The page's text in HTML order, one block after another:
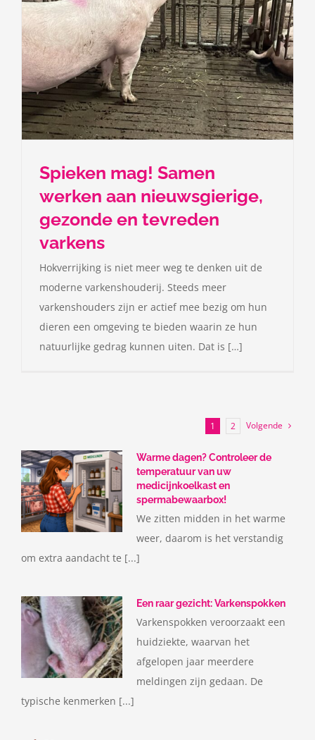
Spieken mag! Samen
werken aan nieuwsgierige,
gezonde en tevreden
varkens
Hokverrijking is niet meer weg te denken uit de
moderne varkenshouderij. Steeds meer
varkenshouders zijn er actief mee bezig om hun
dieren een omgeving te bieden waarin ze hun
natuurlijke gedrag kunnen uiten. Dat is […]
1 2 Volgende
Warme dagen? Controleer de
temperatuur van uw
medicijnkoelkast en
spermabewaarbox!
We zitten midden in het warme
weer, daarom is het verstandig
om extra aandacht te [...]
Een raar gezicht: Varkenspokken
Varkenspokken veroorzaakt een
huidziekte, waarvan het
afgelopen jaar meerdere
meldingen zijn gedaan. De
typische kenmerken [...]